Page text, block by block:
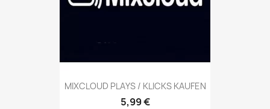
MIXCLOUD PLAYS / KLICKS KAUFEN
5,99 €